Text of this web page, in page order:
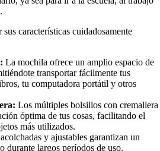
características cuidadosamente
La mochila ofrece un amplio espacio de
transportar fácilmente tus
tu computadora portátil y otros
Los múltiples bolsillos con cremallera
óptima de tus cosas, facilitando el
más utilizados.
y ajustables garantizan un
durante largos períodos de uso.